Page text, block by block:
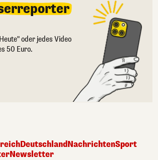
oder jedes Video
50 Euro.
DeutschlandNachrichtenSport
Newsletter